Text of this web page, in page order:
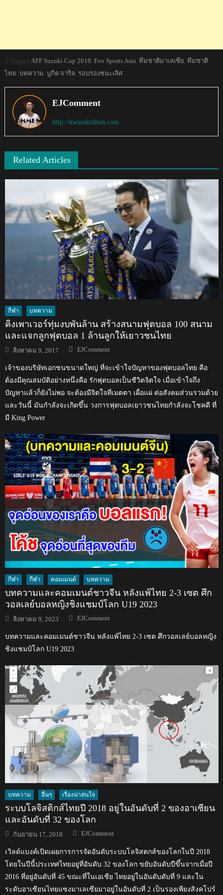
Tagged AFF Suzuki Cup 2018 Fox Sports Asia ทีมชาติมาเลเซีย ทีมชาติ
ไทย บทความ บูกิต จาริล รอบรองชนะเลิศ
EJComment
http://kwamkidhen.com
Related Articles
กีฬา บทความ
คิงเพาเวอร์ทุ่มงบพันล้าน สร้างสนามฟุตบอล 100 สนาม
และแจกลูกฟุตบอล 1 ล้านลูกให้เยาวชนไทย
Posted
on
สิงหาคม 9, 2017 Author
EJComment
เจ้าของบริษัทเอกชนขนาดใหญ่ ที่จะเข้าใจปัญหาของฟุตบอลไทย คือ
ต้องมีคุณสมบัติอย่างหนึ่งคือ รักฟุตบอลเป็นชีวิตจิตใจ เมื่อเข้าใจถึง
ปัญหาแล้วก็ยังไม่พอ จะต้องมีจิตใจที่เมตตา เผื่อแผ่ ต่อสังคมส่วนรวมด้วย
และวันนี้ มันกำลังจะเกิดขึ้น วงการฟุตบอลเยาวชนไทยกำลังจะโชคดี ที่
มี King Power
กีฬา กีฬา คอมเมนต์ บทความ
บทความและคอมเมนต์ชาวจีน หลังแพ้ไทย 2-3 เซต ศึก
วอลเลย์บอลหญิงชิงแชมป์โลก U19 2023
Posted
on
สิงหาคม 9, 2023 Author
EJComment
บทความและคอมเมนต์ชาวจีน หลังแพ้ไทย 2-3 เซต ศึกวอลเลย์บอลหญิง
ชิงแชมป์โลก U19 2023
บทความ อื่นๆ เรื่องน่าสนใจ
ระบบโลจิสติกส์ไทยปี 2018 อยู่ในอันดับที่ 2 ของอาเซียน
และอันดับที่ 32 ของโลก
Posted
on
กันยายน 17, 2018 Author
EJComment
เวิลด์แบงค์เปิดเผยการการจัดอันดับระบบโลจิสตกส์ของโลกในปี 2018
โดยในปีนี้ประเทศไทยอยู่ที่อันดับ 32 ของโลก ขยับอันดับปีขึ้นจากเมื่อปี
2016 ที่อยู่อันดับที่ 45 ขณะที่ในเอเชีย ไทยอยู่ในอันดับดับที่ 9 และใน
ระดับอาเซียนไทยแซงมาเลเซียมาอยู่ในอันดับที่ 2 เป็นรองเพียงสิงคโปร์